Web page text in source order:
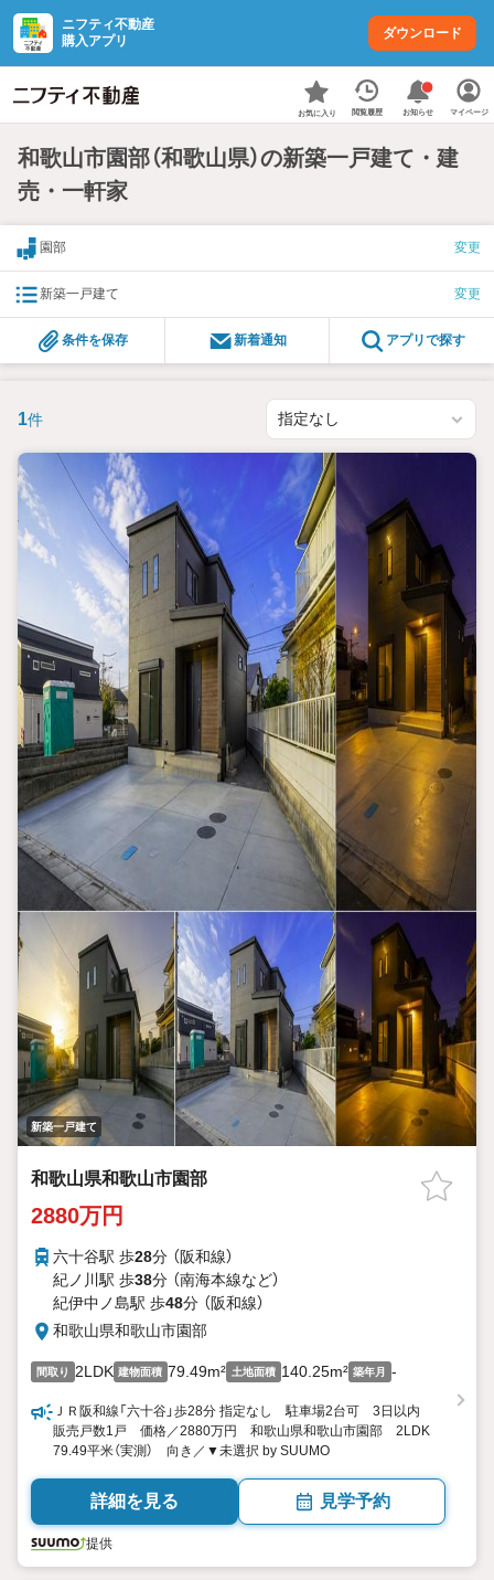
ニフティ不動産
購入アプリ
ダウンロード
お気に入り 閲覧履歴 お知らせ マイページ
和歌山市園部（和歌山県）の新築一戸建て・建
売・一軒家
園部 変更
新築一戸建て 変更
条件を保存 新着通知 アプリで探す
1件
新築一戸建て
和歌山県和歌山市園部
2880万円
六十谷駅 歩28分 （阪和線）
紀ノ川駅 歩38分 （南海本線など）
紀伊中ノ島駅 歩48分 （阪和線）
和歌山県和歌山市園部
間取り 2LDK 建物面積 79.49m² 土地面積 140.25m² 築年月 -
ＪＲ阪和線「六十谷」歩28分 指定なし 駐車場2台可 3日以内
販売戸数1戸 価格／2880万円 和歌山県和歌山市園部 2LDK
79.49平米（実測） 向き／▼未選択 by SUUMO
詳細を見る 見学予約
提供